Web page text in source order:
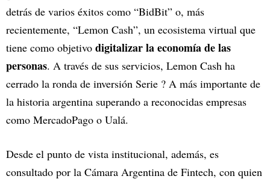
detrás de varios éxitos como “BidBit” o, más
recientemente, “Lemon Cash”, un ecosistema virtual que
tiene como objetivo digitalizar la economía de las
personas. A través de sus servicios, Lemon Cash ha
cerrado la ronda de inversión Serie ? A más importante de
la historia argentina superando a reconocidas empresas
como MercadoPago o Ualá.
Desde el punto de vista institucional, además, es
consultado por la Cámara Argentina de Fintech, con quien